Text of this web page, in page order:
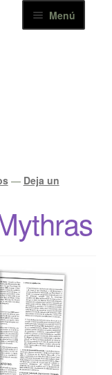
Menú
77 MUNDOS
cuenta
— Deja un